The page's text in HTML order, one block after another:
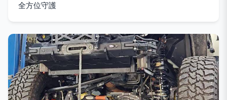
全方位守護